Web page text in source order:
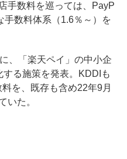
手数料を巡っては、PayP
数料体系（1.6％～）を
、「楽天ペイ」の中小企
る施策を発表。KDDIも
を、既存も含め22年9月
いた。